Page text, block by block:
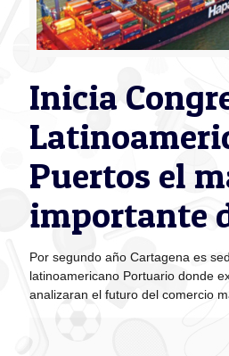
Inicia
Puertos el
importante
Por segundo año Cartagena es
latinoamericano Portuario donde
analizaran el futuro del comercio